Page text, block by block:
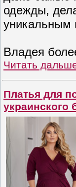
одежды,
уникальным
Владея
Читать
Платья для
украинского